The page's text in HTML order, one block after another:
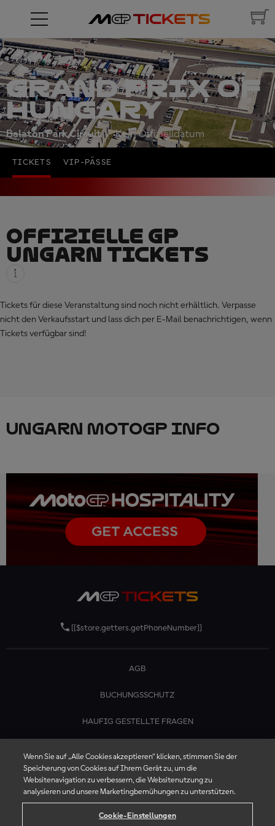
GRAND PRIX OF
HUNGARY
Balaton Park Circuit Kein Offizielldatum
TICKETS VIP-PÄSSE
OFFIZIELLE GP
UNGARN TICKETS
Tickets für diese Veranstaltung sind noch nicht erhältlich. Verpasse
nicht den Verkaufsstart und lass dich per E-Mail benachrichtigen, wenn
Tickets verfügbar sind!
UNGARN MOTOGP INFO
[[$store.getters.getPhoneNumber]]
AGB
BUCHUNGSSCHUTZ
HAUFIG GESTELLTE FRAGEN
Wenn Sie auf „Alle Cookies akzeptieren“ klicken, stimmen Sie der
Speicherung von Cookies auf Ihrem Gerät zu, um die
Websitenavigation zu verbessern, die Websitenutzung zu
analysieren und unsere Marketingbemühungen zu unterstützen.
Cookie-Einstellungen